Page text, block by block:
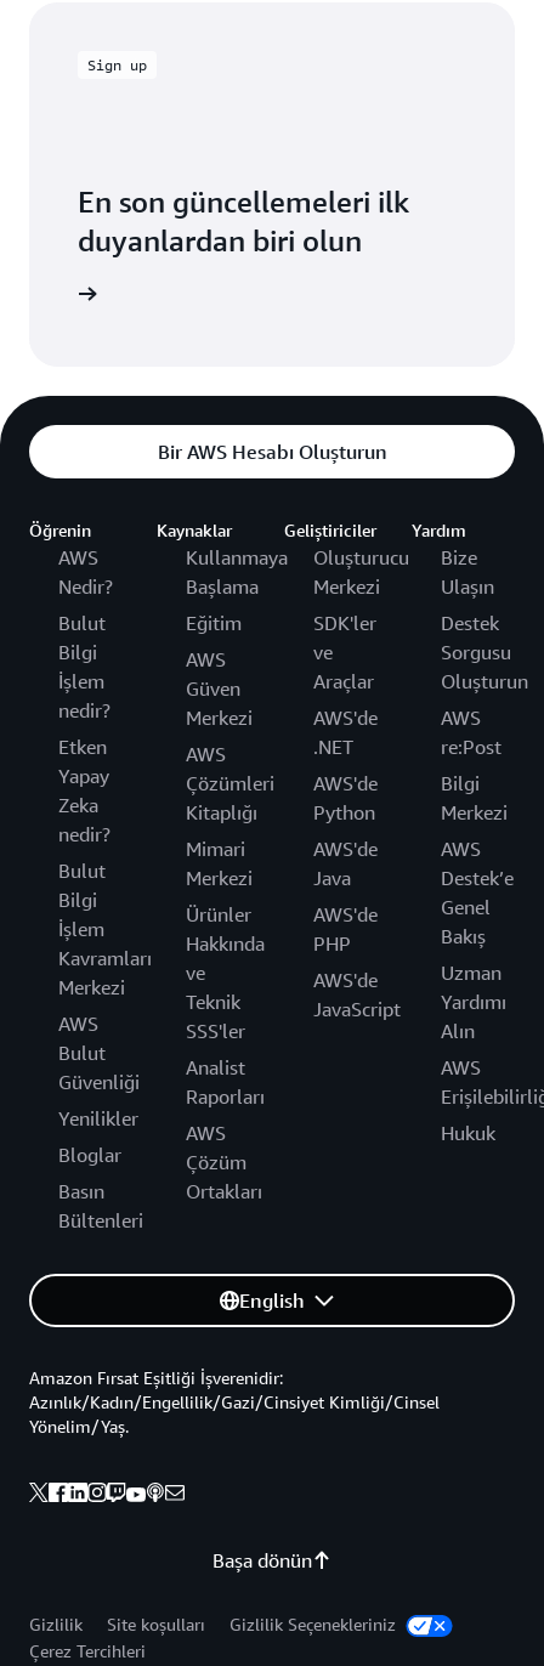
Sign up
En son güncellemeleri ilk
duyanlardan biri olun
Bir AWS Hesabı Oluşturun
Öğrenin
AWS
Nedir?
Bulut
Bilgi
İşlem
nedir?
Etken
Yapay
Zeka
nedir?
Bulut
Bilgi
İşlem
Kavramları
Merkezi
AWS
Bulut
Güvenliği
Yenilikler
Bloglar
Basın
Bültenleri
Kaynaklar
Kullanmaya
Başlama
Eğitim
AWS
Güven
Merkezi
AWS
Çözümleri
Kitaplığı
Mimari
Merkezi
Ürünler
Hakkında
ve
Teknik
SSS'ler
Analist
Raporları
AWS
Çözüm
Ortakları
Geliştiriciler
Oluşturucu
Merkezi
SDK'ler
ve
Araçlar
AWS'de
.NET
AWS'de
Python
AWS'de
Java
AWS'de
PHP
AWS'de
JavaScript
Yardım
Bize
Ulaşın
Destek
Sorgusu
Oluşturun
AWS
re:Post
Bilgi
Merkezi
AWS
Destek’e
Genel
Bakış
Uzman
Yardımı
Alın
AWS
Hukuk
English
Başa dönün
Amazon Fırsat Eşitliği İşverenidir:
Azınlık/Kadın/Engellilik/Gazi/Cinsiyet Kimliği/Cinsel
Yönelim/Yaş.
Gizlilik Site koşulları
Gizlilik Seçenekleriniz
Çerez Tercihleri